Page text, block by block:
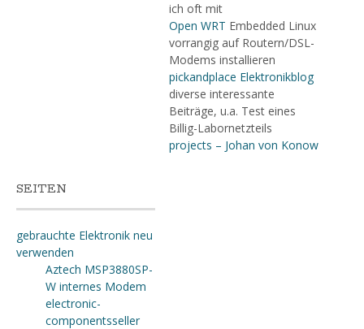
ich oft mit
Open WRT Embedded Linux
vorrangig auf Routern/DSL-
Modems installieren
pickandplace Elektronikblog
diverse interessante
Beiträge, u.a. Test eines
Billig-Labornetzteils
projects – Johan von Konow
SEITEN
gebrauchte Elektronik neu
verwenden
Aztech MSP3880SP-
W internes Modem
electronic-
componentsseller